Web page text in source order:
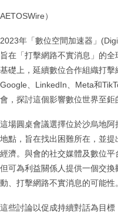
AETOSWire）
2023年「數位空間加速器」
旨在「打擊網路不實消息」的
基礎上，延續數位合作組織打
Google、LinkedIn、Meta和
會，探討這個影響數位世界至鉅
這場圓桌會議選擇位於沙烏地
地點，旨在找出困難所在，並
經濟。與會的社交媒體及數位
但可為利益關係人提供一個交
動、打擊網路不實消息的可能性。
這些討論以促成持續對話為目